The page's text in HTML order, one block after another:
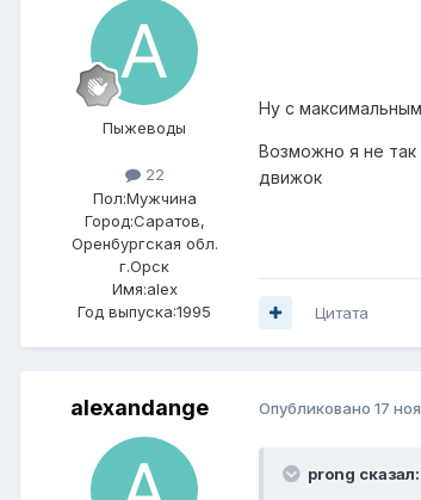
Пыжеводы
22
Пол:Мужчина
Город:Саратов,
Оренбургская обл.
г.Орск
Имя:alex
Год выпуска:1995
Ну с
Возможно я не так
движок
Цитата
alexandange Опубликовано 17
prong сказал: